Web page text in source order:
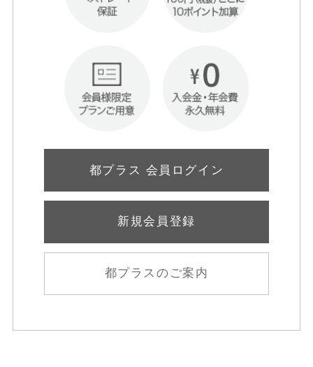
都プラス 会員ログイン
新規会員登録
都プラスのご案内